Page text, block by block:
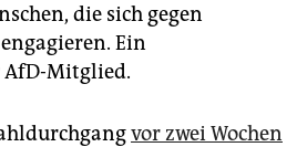
die sich gegen
Ein
AfD-Mitglied.
vor zwei Wochen